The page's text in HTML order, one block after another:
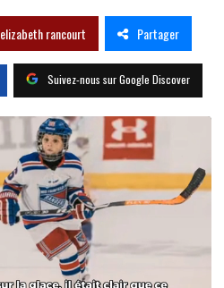
elizabeth rancourt Partager
Suivez-nous sur Google Discover